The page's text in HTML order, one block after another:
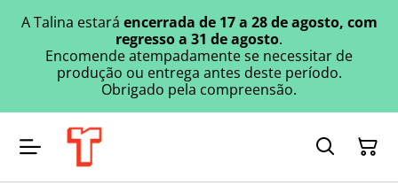
A Talina estará encerrada de 17 a 28 de agosto, com
regresso a 31 de agosto.
Encomende atempadamente se necessitar de
produção ou entrega antes deste período.
Obrigado pela compreensão.